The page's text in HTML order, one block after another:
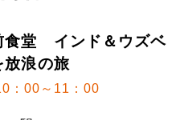
堂 インド＆ウズベ
浪の旅
：00～11：00